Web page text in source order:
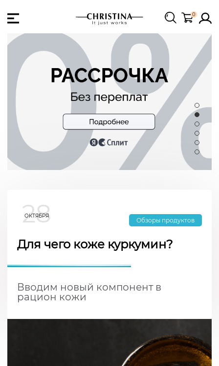
0
28
ОКТЯБРЯ
Обзоры продуктов
Для чего коже куркумин?
Вводим новый компонент в
рацион кожи